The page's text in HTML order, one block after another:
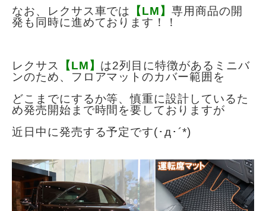
なお、レクサス車では 【LM】専用商品の開
発も同時に進めております！！
レクサス 【LM】 は2列目に特徴があるミニバ
ンのため、
フロアマットのカバー範囲を
どこまでにするか等、慎重に設計しているた
め発売開始まで時間を要しておりますが
近日中に発売する予定です(･д･´*)